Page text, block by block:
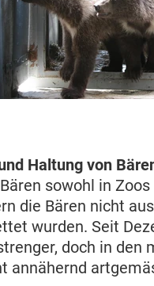
Haltung von
sowohl in
die Bären nicht
wurden. Seit
doch in den
annähernd